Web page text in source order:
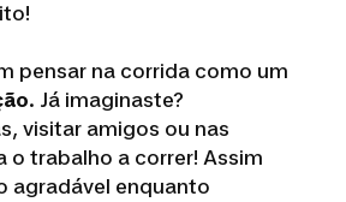
pensar na corrida como um
. Já imaginaste?
visitar amigos ou nas
o trabalho a correr! Assim
agradável enquanto